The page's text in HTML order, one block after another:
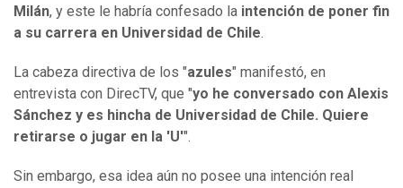
Milán, y este le habría confesado la intención de poner fin
a su carrera en Universidad de Chile.
La cabeza directiva de los "azules" manifestó, en
entrevista con DirecTV, que "yo he conversado con Alexis
Sánchez y es hincha de Universidad de Chile. Quiere
retirarse o jugar en la 'U'".
Sin embargo, esa idea aún no posee una intención real